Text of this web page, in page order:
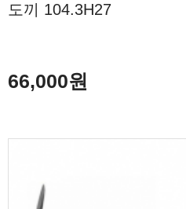
도끼 104.3H27
66,000원